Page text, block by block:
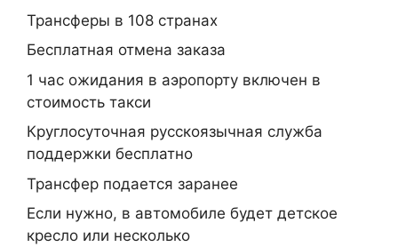
Трансферы в 108 странах
Бесплатная отмена заказа
1 час ожидания в аэропорту включен в
стоимость такси
Круглосуточная русскоязычная служба
поддержки бесплатно
Трансфер подается заранее
Если нужно, в автомобиле будет детское
кресло или несколько